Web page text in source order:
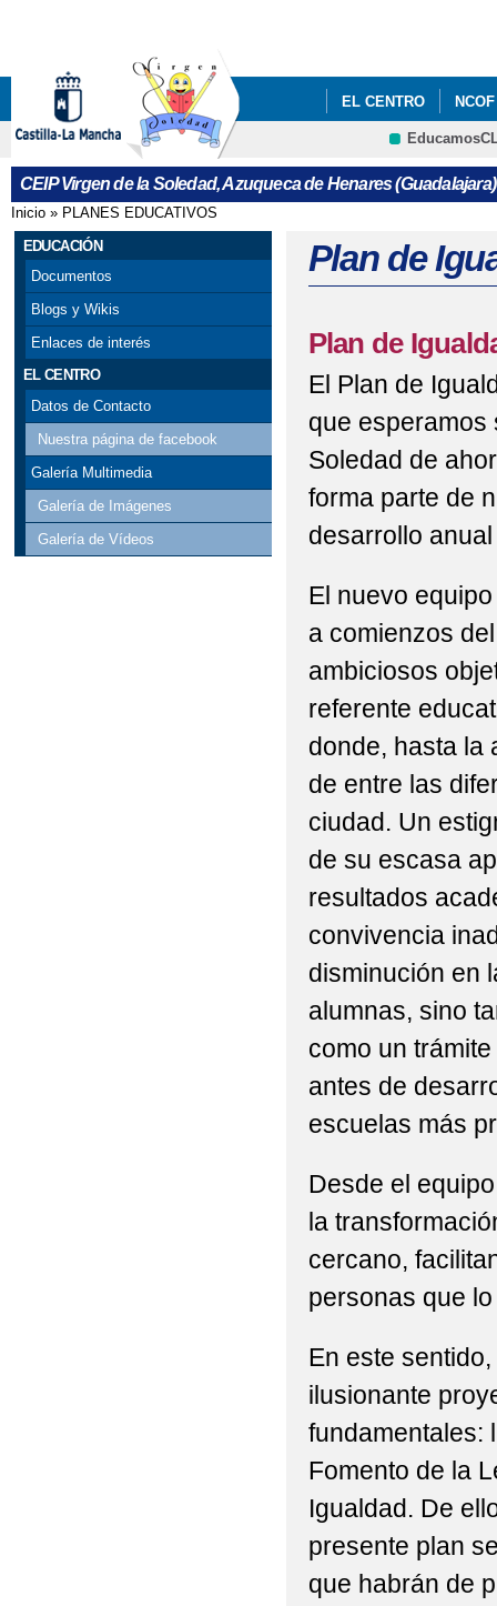
EL CENTRO NCOF
SECRETARÍA
CRFP
CEIP Virgen de la Soledad, Azuqueca de Henares (Guadalajara)
Se encuentra usted aquí
Inicio » PLANES EDUCATIVOS
EDUCACIÓN
Documentos
Blogs y Wikis
Enlaces de interés
EL CENTRO
Datos de Contacto
Nuestra página de facebook
Galería Multimedia
Galería de Imágenes
Galería de Vídeos
Plan de
Plan de
El Plan de
que esperamos
Soledad de
forma parte de
desarrollo
El nuevo
a comienzos
ambiciosos
referente
donde, hasta la
de entre las
ciudad. Un
de su escasa
resultados
convivencia
disminución en
alumnas, sino
como un
antes de
escuelas más
Desde el
la
cercano,
personas que
En este
ilusionante
fundamentales:
Fomento de la
Igualdad. De
presente plan
que habrán de